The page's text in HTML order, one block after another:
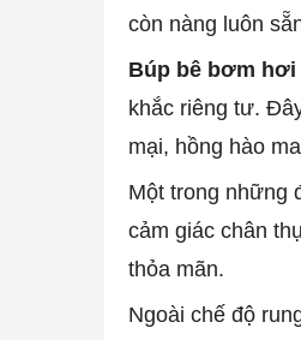
còn nàng luôn
Búp bê bơm hơi
khắc riêng tư.
mại, hồng hào
Một trong những
cảm giác chân
thỏa mãn.
Ngoài chế độ